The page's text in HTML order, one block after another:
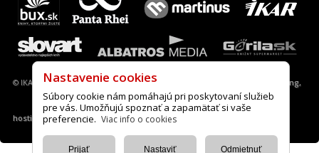
© IKAR a. s., 2013-2022 |Nastavenie cookies A.I.S. webové stránky, desing,
hosting